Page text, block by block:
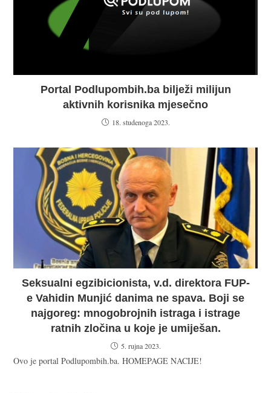
Portal Podlupombih.ba bilježi milijun
aktivnih korisnika mjesečno
18. studenoga 2023.
Seksualni egzibicionista, v.d. direktora FUP-
e Vahidin Munjić danima ne spava. Boji se
najgoreg: mnogobrojnih istraga i istrage
ratnih zločina u koje je umiješan.
5. rujna 2023.
Ovo je portal Podlupombih.ba. HOMEPAGE NACIJE!